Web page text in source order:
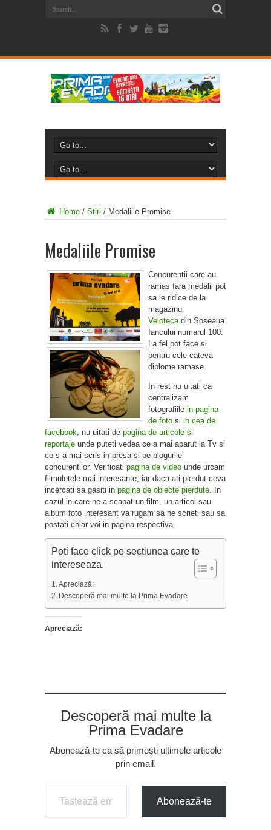
Home / Stiri / Medaliile Promise
Medaliile Promise
Concurentii care au
ramas fara medalii pot
sa le ridice de la
magazinul
Veloteca din Soseaua
Iancului numarul 100.
La fel pot face si
pentru cele cateva
diplome ramase.
In rest nu uitati ca
centralizam
fotografiile in pagina
de foto si in cea de
facebook , nu uitati de pagina de articole si
reportaje unde puteti vedea ce a mai aparut la Tv si
ce s-a mai scris in presa si pe blogurile
concurentilor. Verificati pagina de video unde urcam
filmuletele mai interesante, iar daca ati pierdut ceva
incercati sa gasiti in pagina de obiecte pierdute . In
cazul in care ne-a scapat un film, un articol sau
album foto interesant va rugam sa ne scrieti sau sa
postati chiar voi in pagina respectiva.
Poti face click pe sectiunea care te
intereseaza.
Apreciază:
Descoperă mai multe la Prima Evadare
Apreciază:
Descoperă mai multe la
Prima Evadare
Abonează-te ca să primești ultimele articole
prin email.
Tastează emailul tău...
Abonează-te